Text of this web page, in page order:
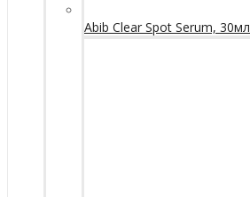
Abib Clear Spot Serum, 30мл